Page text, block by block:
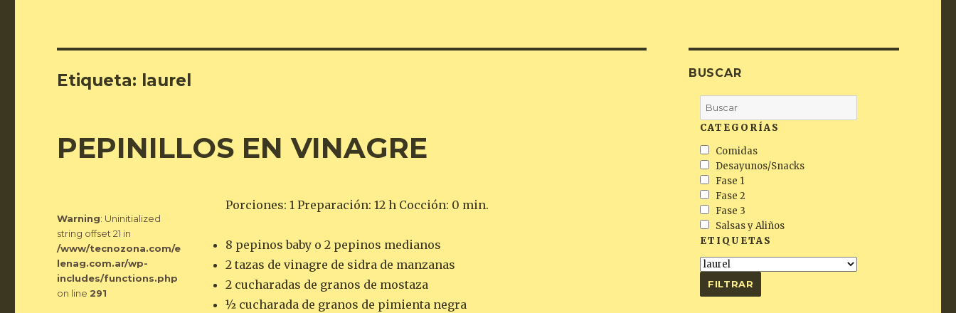
Etiqueta: laurel
PEPINILLOS EN VINAGRE
Porciones: 1 Preparación: 12 h Cocción: 0 min.
8 pepinos baby o 2 pepinos medianos
2 tazas de vinagre de sidra de manzanas
2 cucharadas de granos de mostaza
½ cucharada de granos de pimienta negra
Warning: Uninitialized
string offset 21 in
/www/tecnozona.com/e
lenag.com.ar/wp-
includes/functions.php
on line 291
BUSCAR
CATEGORÍAS
Comidas
Desayunos/Snacks
Fase 1
Fase 2
Fase 3
Salsas y Aliños
ETIQUETAS